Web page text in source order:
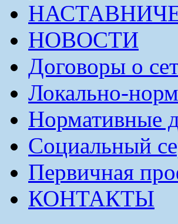
НОВОСТИ
Договоры о
Локально-
Нормативные
Социальный
Первичная
КОНТАКТЫ